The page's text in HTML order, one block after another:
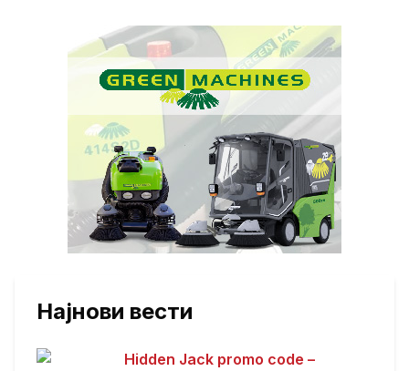
Најнови вести
Hidden Jack promo code –